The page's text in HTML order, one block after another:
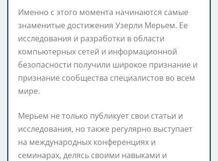
Именно с этого момента начинаются самые
знаменитые достижения Узерли Мерьем. Ее
исследования и разработки в области
компьютерных сетей и информационной
безопасности получили широкое признание и
признание сообщества специалистов во всем
мире.
Мерьем не только публикует свои статьи и
исследования, но также регулярно выступает
на международных конференциях и
семинарах, делясь своими навыками и